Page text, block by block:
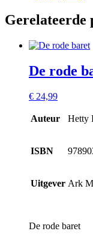
Gerelateerde
De rode
€ 24,99
Auteur Hetty
ISBN
Uitgever Ark
De rode baret